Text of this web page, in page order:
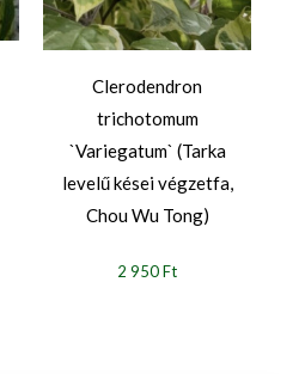
Clerodendron
trichotomum
`Variegatum` (Tarka
levelű kései végzetfa,
Chou Wu Tong)
2 950 Ft